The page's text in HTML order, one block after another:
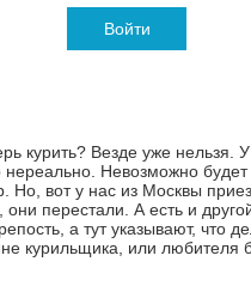
Войти
курить? Везде уже
Невозможно
вот у нас из Москвы
перестали. А есть и
а тут указывают, что
курильщика, или